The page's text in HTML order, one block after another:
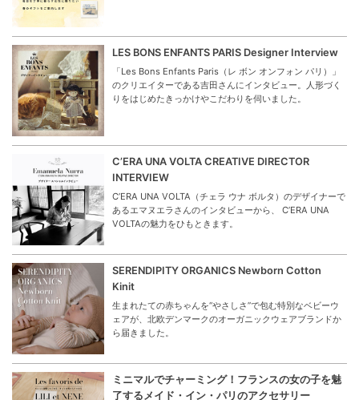
LES BONS ENFANTS PARIS Designer Interview
「Les Bons Enfants Paris（レ ボン オンフォン パリ）」
のクリエイターである吉田さんにインタビュー。人形づく
りをはじめたきっかけやこだわりを伺いました。
C’ERA UNA VOLTA CREATIVE DIRECTOR
INTERVIEW
C’ERA UNA VOLTA（チェラ ウナ ボルタ）のデザイナーで
あるエマヌエラさんのインタビューから、 C’ERA UNA
VOLTAの魅力をひもときます。
SERENDIPITY ORGANICS Newborn Cotton
Kinit
生まれたての赤ちゃんを“やさしさ”で包む特別なベビーウ
ェアが、北欧デンマークのオーガニックウェアブランドか
ら届きました。
ミニマルでチャーミング！フランスの女の子を魅
了するメイド・イン・パリのアクセサリー